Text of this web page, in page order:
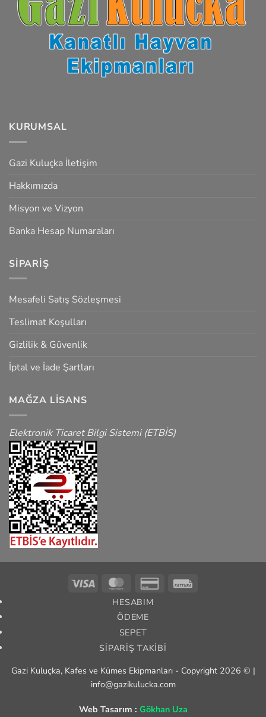
KURUMSAL
Gazi Kuluçka İletişim
Hakkımızda
Misyon ve Vizyon
Banka Hesap Numaraları
SIPARIŞ
Mesafeli Satış Sözleşmesi
Teslimat Koşulları
Gizlilik & Güvenlik
İptal ve İade Şartları
MAĞZA LISANS
Elektronik Ticaret Bilgi Sistemi (ETBİS)
Visa MasterCardCredit
HESABIM
ÖDEME
SEPET
SIPARIŞ TAKIBI
Gazi Kuluçka, Kafes ve Kümes Ekipmanları - Copyright 2026 © |
info@gazikulucka.com
Web Tasarım : Gökhan Uza